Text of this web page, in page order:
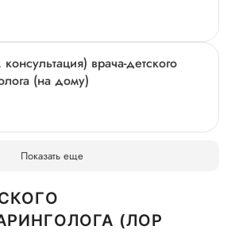
врача-детского
(на дому)
Показать еще
(ЛОР